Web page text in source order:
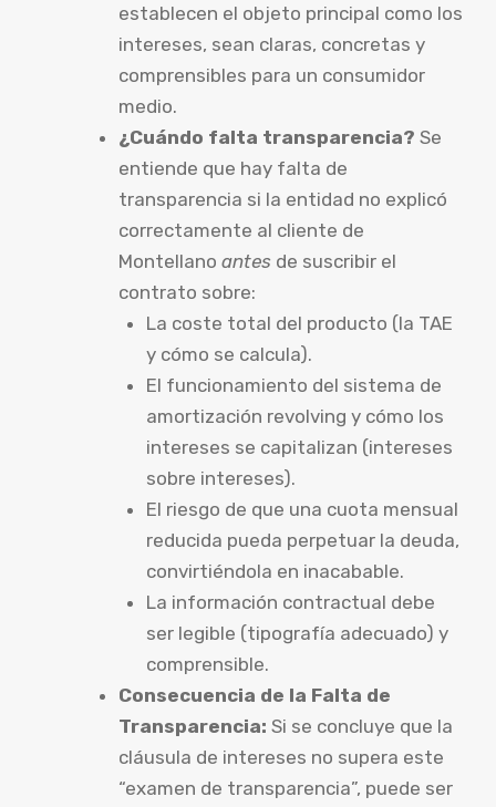
establecen el objeto principal como los
intereses, sean claras, concretas y
comprensibles para un consumidor
medio.
¿Cuándo falta transparencia? Se
entiende que hay falta de
transparencia si la entidad no explicó
correctamente al cliente de
Montellano antes de suscribir el
contrato sobre:
La coste total del producto (la TAE
y cómo se calcula).
El funcionamiento del sistema de
amortización revolving y cómo los
intereses se capitalizan (intereses
sobre intereses).
El riesgo de que una cuota mensual
reducida pueda perpetuar la deuda,
convirtiéndola en inacabable.
La información contractual debe
ser legible (tipografía adecuado) y
comprensible.
Consecuencia de la Falta de
Transparencia: Si se concluye que la
cláusula de intereses no supera este
“examen de transparencia”, puede ser